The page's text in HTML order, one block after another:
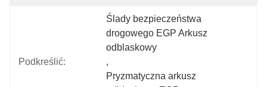
Podkreślić:
Ślady bezpieczeństwa
drogowego EGP Arkusz
odblaskowy
,
Pryzmatyczna arkusz